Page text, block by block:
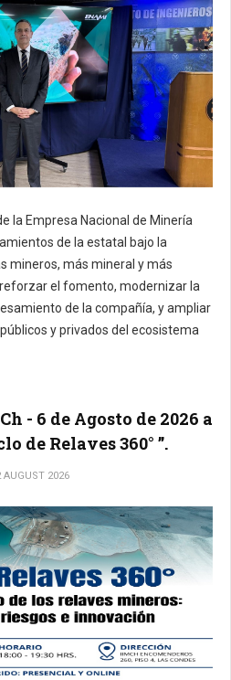
la Empresa Nacional de Minería
de la estatal bajo la
mineros, más mineral y más
el fomento, modernizar la
de la compañía, y ampliar
y privados del ecosistema
- 6 de Agosto de 2026 a
de Relaves 360° ”.
AUGUST 2026